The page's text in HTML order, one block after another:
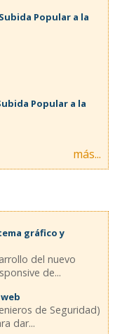
Popular a la
Popular a la
más...
gráfico y
del nuevo
de...
de Seguridad)
dar...